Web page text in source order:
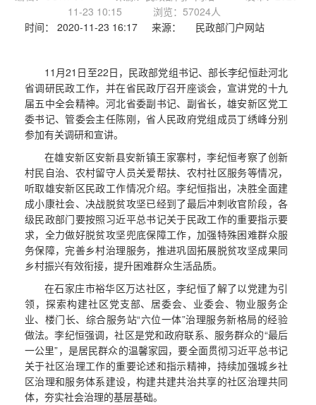
11-23 10:15
浏览：57024人
时间： 2020-11-23 16:17 来源： 民政部门户网站
11月21日至22日，民政部党组书记、部长李纪恒赴河北
省调研民政工作，并在省民政厅召开座谈会，宣讲党的十九
届五中全会精神。河北省委副书记、副省长，雄安新区党工
委书记、管委会主任陈刚，省人民政府党组成员丁绣峰分别
参加有关调研和宣讲。
在雄安新区安新县安新镇王家寨村，李纪恒考察了创新
村民自治、农村留守人员关爱帮扶、农村社区服务等情况，
听取雄安新区民政工作情况介绍。李纪恒指出，决胜全面建
成小康社会、决战脱贫攻坚已经到了最后冲刺收官阶段，各
级民政部门要按照习近平总书记关于民政工作的重要指示要
求，全力做好脱贫攻坚兜底保障工作，加强特殊困难群众服
务保障，完善乡村治理服务，推进巩固拓展脱贫攻坚成果同
乡村振兴有效衔接，提升困难群众生活品质。
在石家庄市裕华区万达社区，李纪恒了解了以党建为引
领，探索构建社区党支部、居委会、业委会、物业服务企
业、楼门长、综合服务站“六位一体”治理服务新格局的经验
做法。李纪恒强调，社区是党和政府联系、服务群众的“最后
一公里”，是居民群众的温馨家园，要全面贯彻习近平总书记
关于社区治理工作的重要论述和指示精神，持续加强城乡社
区治理和服务体系建设，构建共建共治共享的社区治理共同
体，夯实社会治理的基层基础。